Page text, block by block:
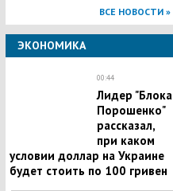
ВСЕ НОВОСТИ »
ЭКОНОМИКА
00:44
Лидер "Блока
Порошенко"
рассказал,
при каком
условии доллар на Украине
будет стоить по 100 гривен